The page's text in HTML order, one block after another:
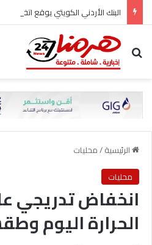
بحث عن
الرئيسية/محليات
محليات
انخفاض تدريجي
الحرارة اليوم